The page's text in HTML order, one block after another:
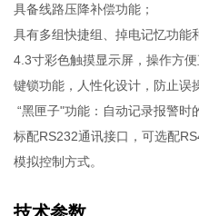
具备线路压降补偿功能；
具有多组快捷组、掉电记忆功能
4.3寸彩色触摸显示屏，操作方便
键锁功能，人性化设计，防止误
“黑匣子"功能：自动记录报警时
标配RS232通讯接口，可选配
模拟控制方式。
技术参数